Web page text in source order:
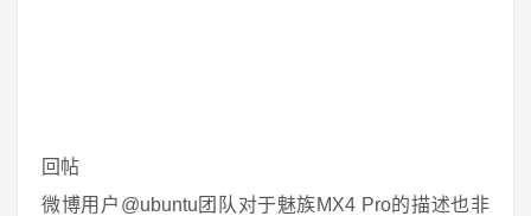
回帖
微博用户@ubuntu团队对于魅族MX4 Pro的描述也非